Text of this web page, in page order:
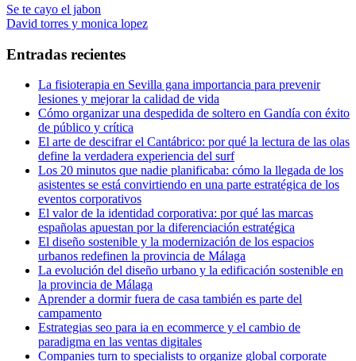
Navegación
de
entradas
Entrada
anterior:
Se te cayo el jabon
Entrada
David torres y monica lopez
Entradas recientes
La fisioterapia en Sevilla gana importancia para prevenir
lesiones y mejorar la calidad de vida
Cómo organizar una despedida de soltero en Gandía con éxito
de público y crítica
El arte de descifrar el Cantábrico: por qué la lectura de las olas
define la verdadera experiencia del surf
Los 20 minutos que nadie planificaba: cómo la llegada de los
asistentes se está convirtiendo en una parte estratégica de los
eventos corporativos
El valor de la identidad corporativa: por qué las marcas
españolas apuestan por la diferenciación estratégica
El diseño sostenible y la modernización de los espacios
urbanos redefinen la provincia de Málaga
La evolución del diseño urbano y la edificación sostenible en
la provincia de Málaga
Aprender a dormir fuera de casa también es parte del
campamento
Estrategias seo para ia en ecommerce y el cambio de
paradigma en las ventas digitales
Companies turn to specialists to organize global corporate